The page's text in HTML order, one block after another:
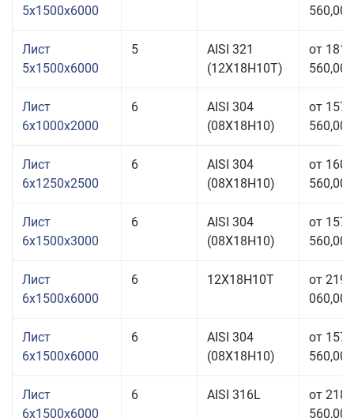
5x1500x6000
560,00
Лист
5x1500x6000
5
AISI 321
(12Х18Н10Т)
от 181
560,00
Лист
6x1000x2000
6
AISI 304
(08Х18Н10)
от 157
560,00
Лист
6x1250x2500
6
AISI 304
(08Х18Н10)
от 160
560,00
Лист
6x1500x3000
6
AISI 304
(08Х18Н10)
от 157
560,00
Лист
6x1500x6000
6 12Х18Н10Т
от 219
060,00
Лист
6x1500x6000
6
AISI 304
(08Х18Н10)
от 157
560,00
Лист
6x1500x6000
6 AISI 316L
от 218
560,00